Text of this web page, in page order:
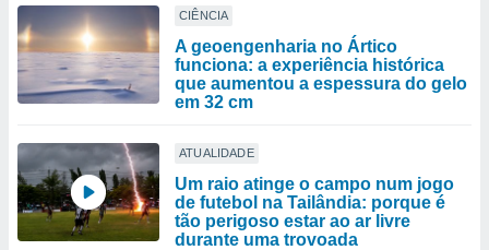
CIÊNCIA
A geoengenharia no Ártico
funciona: a experiência histórica
que aumentou a espessura do gelo
em 32 cm
ATUALIDADE
Um raio atinge o campo num jogo
de futebol na Tailândia: porque é
tão perigoso estar ao ar livre
durante uma trovoada